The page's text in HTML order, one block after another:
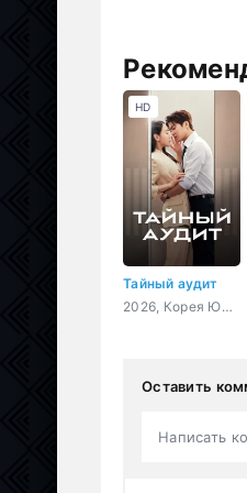
Тайный аудит
2026, Корея Южная, мелодрама, комедия
HD
Оставить
Написать